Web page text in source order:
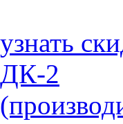
узнать
ДК-2